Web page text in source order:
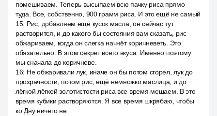
помешиваем. Теперь высыпаем всю пачку риса прямо
туда. Все, собственно, 900 грамм риса. И это ещё не самый
15: Рис, добавляем ещё кусок масла, он сейчас тут
растворится, и до какого бы состояния вам сказать, рис
обжариваем, когда он слегка начнёт коричневеть. Это
обязательно. В этом секрет всего вкуса. Именно поэтому
мы сначала до коричневе.
16: Не обжаривали лук, иначе он бы потом сгорел, лук до
прозрачности, потом рис, ещё немножко маслица, и до
лёгкой лёгкой золотистости риса все время мешаем. В это
время кубики растворяются. Я все время шкрябаю, чтобы
ко Дну ничего не